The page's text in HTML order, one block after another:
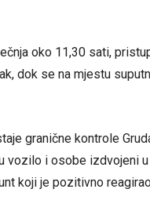
oko 11,30 sati,
dok se na mjestu
granične kontrole
vozilo i osobe izdvojeni
koji je pozitivno